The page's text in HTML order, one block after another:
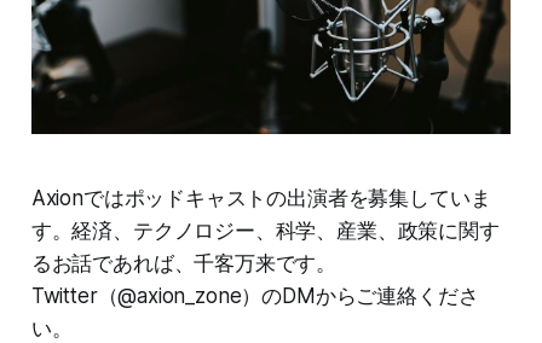
Axionではポッドキャストの出演者を募集していま
す。経済、テクノロジー、科学、産業、政策に関す
るお話であれば、千客万来です。
Twitter（@axion_zone）のDMからご連絡くださ
い。